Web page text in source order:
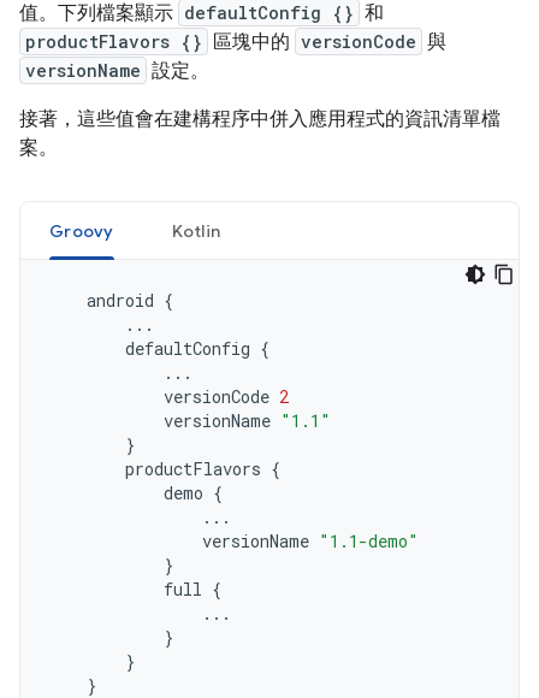
值。下列檔案顯示 defaultConfig {} 和
productFlavors {} 區塊中的 versionCode 與
versionName 設定。
接著，這些值會在建構程序中併入應用程式的資訊清單檔
案。
Groovy Kotlin
android {
...
defaultConfig {
...
versionCode 2
versionName "1.1"
}
productFlavors {
demo {
...
versionName "1.1-demo"
}
full {
...
}
}
}